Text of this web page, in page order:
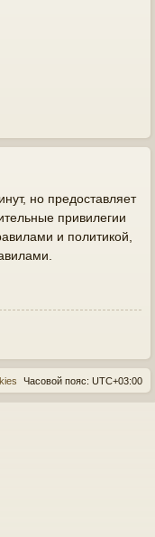
но предоставляет
привилегии
и политикой,
Часовой пояс: UTC+03:00